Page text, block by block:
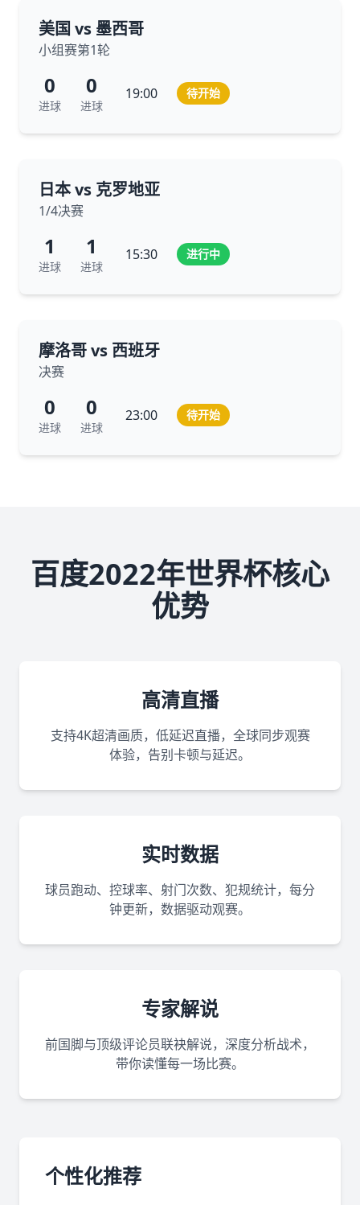
美国 vs 墨西哥
小组赛第1轮
0
进球
0
进球
19:00 待开始
日本 vs 克罗地亚
1/4决赛
1
进球
1
进球
15:30 进行中
摩洛哥 vs 西班牙
决赛
0
进球
0
进球
23:00 待开始
百度2022年世界杯核心
优势
高清直播
支持4K超清画质，低延迟直播，全球同步观赛
体验，告别卡顿与延迟。
实时数据
球员跑动、控球率、射门次数、犯规统计，每分
钟更新，数据驱动观赛。
专家解说
前国脚与顶级评论员联袂解说，深度分析战术，
带你读懂每一场比赛。
个性化推荐